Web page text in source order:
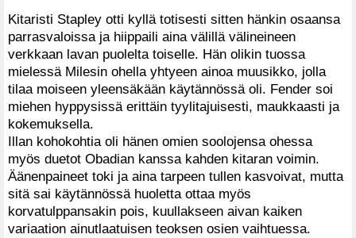
Kitaristi Stapley otti kyllä totisesti sitten hänkin osaansa
parrasvaloissa ja hiippaili aina välillä välineineen
verkkaan lavan puolelta toiselle. Hän olikin tuossa
mielessä Milesin ohella yhtyeen ainoa muusikko, jolla
tilaa moiseen yleensäkään käytännössä oli. Fender soi
miehen hyppysissä erittäin tyylitajuisesti, maukkaasti ja
kokemuksella.
Illan kohokohtia oli hänen omien soolojensa ohessa
myös duetot Obadian kanssa kahden kitaran voimin.
Äänenpaineet toki ja aina tarpeen tullen kasvoivat, mutta
sitä sai käytännössä huoletta ottaa myös
korvatulppansakin pois, kuullakseen aivan kaiken
variaation ainutlaatuisen teoksen osien vaihtuessa.